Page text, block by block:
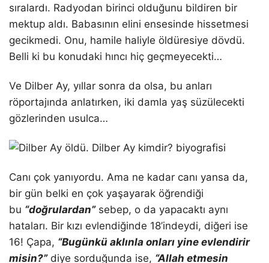
sıralardı. Radyodan birinci olduğunu bildiren bir
mektup aldı. Babasının elini ensesinde hissetmesi
gecikmedi. Onu, hamile haliyle öldüresiye dövdü.
Belli ki bu konudaki hıncı hiç geçmeyecekti…
Ve Dilber Ay, yıllar sonra da olsa, bu anları
röportajında anlatırken, iki damla yaş süzülecekti
gözlerinden usulca…
Canı çok yanıyordu. Ama ne kadar canı yansa da,
bir gün belki en çok yaşayarak öğrendiği
bu “doğrulardan”sebep, o da yapacaktı aynı
hataları. Bir kızı evlendiğinde 18’indeydi, diğeri ise
16! Çapa, “Bugünkü aklınla onları yine evlendirir
misin?”diye sorduğunda ise, “Allah etmesin